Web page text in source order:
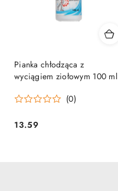
Pianka chłodząca z
wyciągiem ziołowym 100 ml
(0)
Cena:
13.59